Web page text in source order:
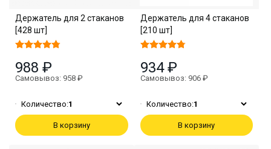
Держатель для 2 стаканов
[428 шт]
988 ₽
Самовывоз: 958 ₽
Количество:1
В корзину
Держатель для 4 стаканов
[210 шт]
934 ₽
Самовывоз: 906 ₽
Количество:1
В корзину